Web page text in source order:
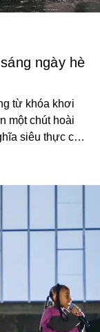
ngày hè
từ khóa khơi
một chút hoài
siêu thực cho